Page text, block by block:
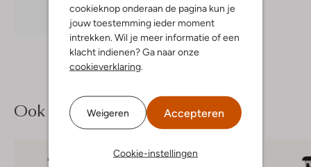
cookieknop onderaan de pagina kun je
jouw toestemming ieder moment
intrekken. Wil je meer informatie of een
klacht indienen? Ga naar onze
cookieverklaring.
Weigeren Accepteren
Cookie-instellingen
Ontdek de look
Ook iets voor jou?